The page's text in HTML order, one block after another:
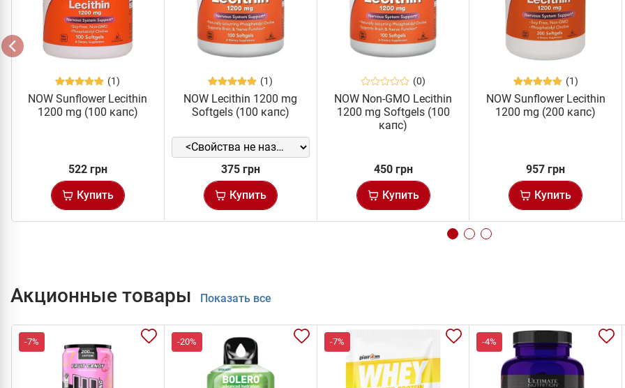
(1)
NOW Sunflower Lecithin
1200 mg (100 капс)
522 грн
Купить
(1)
NOW Lecithin 1200 mg
Softgels (100 капс)
375 грн
Купить
(0)
NOW Non-GMO Lecithin
1200 mg Softgels (100
капс)
450 грн
Купить
(1)
NOW Sunflower Lecithin
1200 mg (200 капс)
957 грн
Купить
Акционные товары Показать все
-7% -20% -7% -4%